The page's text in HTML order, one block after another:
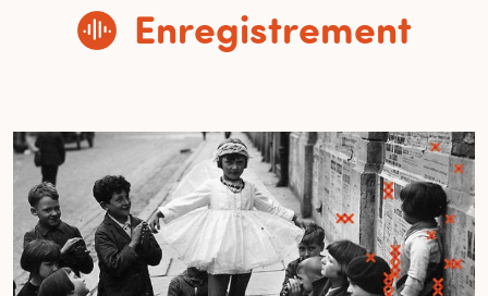
Enregistrement